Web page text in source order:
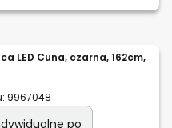
LED Cuna, czarna, 162cm,
9967048
po